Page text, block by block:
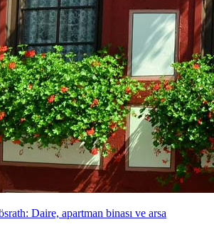
Daire, apartman binası ve arsa